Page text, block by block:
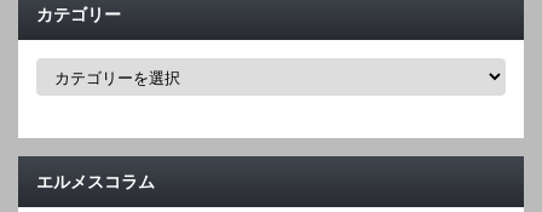
カテゴリー
ー
エルメスコラム